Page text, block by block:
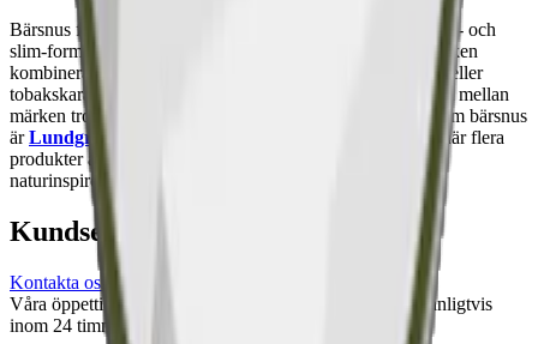
Bärsnus finns i både portionssnus och white portion, i large- och
slim-format, samt i styrkor från normal till extra stark. Smaken
kombineras i många produkter med blommiga noter, skog eller
tobakskaraktär - vilket gör att upplevelsen varierar markant mellan
märken trots samma grundsmak. Populära varumärken inom bärsnus
ärLundgrens Knox , där flera
produkter även lyfter fram specifika nordiska råvaror och
naturinspirerade smakkombinationer.
Kundservice
Kontakta oss
Våra öppettider är: Alla dagar 08:00 - 18:00 Vi svarar vanligtvis
inom 24 timmar på vardagar.